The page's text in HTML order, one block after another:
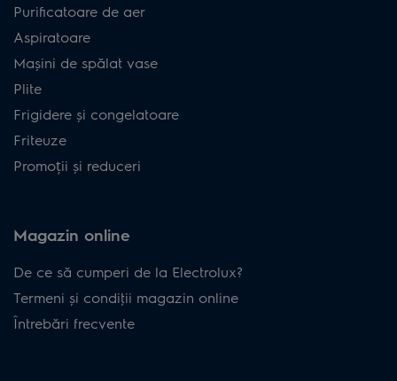
Purificatoare de aer
Aspiratoare
Mașini de spălat vase
Plite
Frigidere și congelatoare
Friteuze
Promoții și reduceri
Magazin online
De ce să cumperi de la Electrolux?
Termeni și condiţii magazin online
Întrebări frecvente